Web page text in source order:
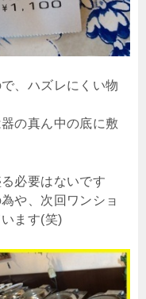
、ハズレにくい物
の真ん中の底に敷
必要はないです
や、次回ワンショ
ます(笑)